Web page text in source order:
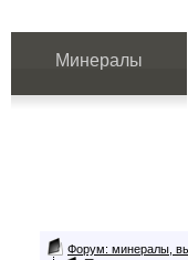
Минералы
Форум: минералы,